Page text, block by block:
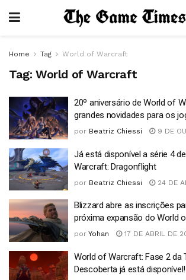
Home Tag World of Warcraft
Tag: World of Warcraft
20º aniversário de World of
grandes novidades para os
por Beatriz Chiessi 9 DE
Já está disponível a série 4
Warcraft: Dragonflight
por Beatriz Chiessi 24 DE
Blizzard abre as inscrições
próxima expansão do World
por Yohan 17 DE ABRIL DE
World of Warcraft: Fase 2 da
Descoberta já está disponível!